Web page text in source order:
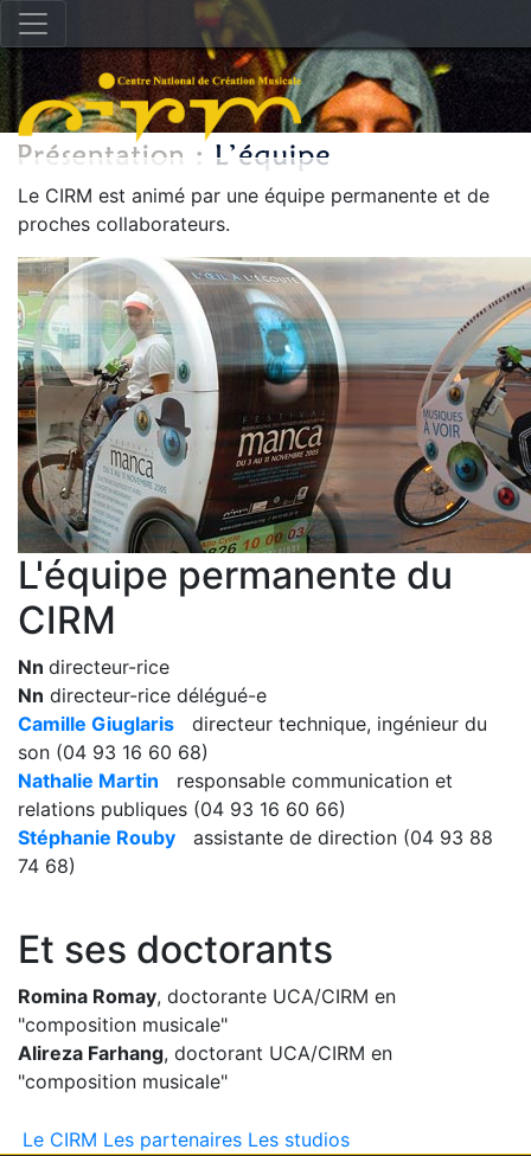
Le CIRM est animé par une équipe permanente et de
proches collaborateurs.
L'équipe permanente du
CIRM
Nn directeur-rice
Nn directeur-rice délégué-e
Camille Giuglaris directeur technique, ingénieur du
son (04 93 16 60 68)
Nathalie Martin responsable communication et
relations publiques (04 93 16 60 66)
Stéphanie Rouby assistante de direction (04 93 88
74 68)
Et ses doctorants
Romina Romay, doctorante UCA/CIRM en
"composition musicale"
Alireza Farhang, doctorant UCA/CIRM en
"composition musicale"
Le CIRM Les partenaires Les studios